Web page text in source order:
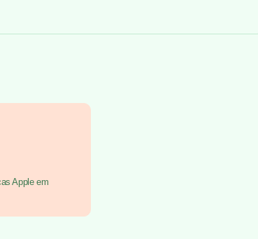
Apple em